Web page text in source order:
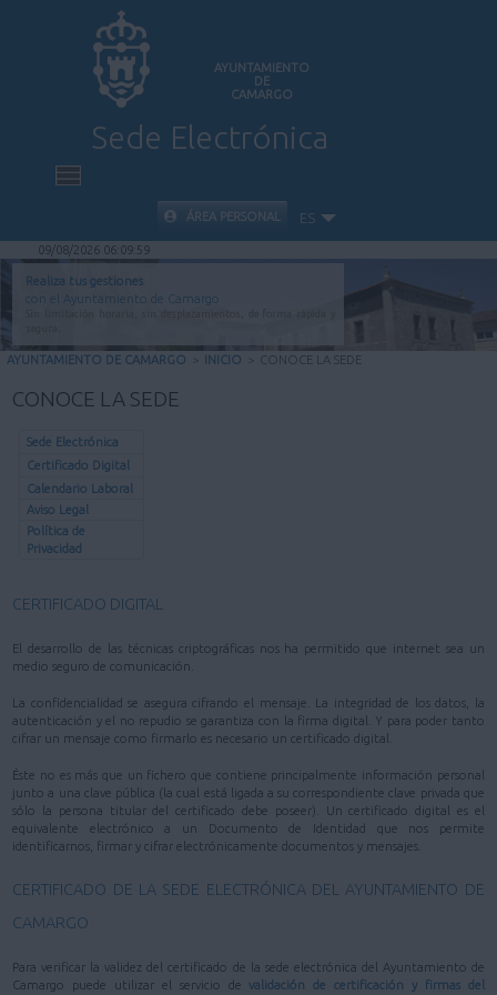
AYUNTAMIENTO
DE
CAMARGO
Sede Electrónica
INICIO
INFORMACIÓN PÚBLICA
CARPETA CIUDADANA
ÁREA PERSONAL ES
09/08/2026 06:09:59
Realiza tus gestiones
con el Ayuntamiento de Camargo
AYUNTAMIENTO DE CAMARGO > INICIO > CONOCE LA SEDE
CONOCE LA SEDE
Sede Electrónica
Certificado Digital
Calendario Laboral
Aviso Legal
Política de
Privacidad
CERTIFICADO DIGITAL
El desarrollo de las técnicas criptográficas nos ha permitido que internet sea un
medio seguro de comunicación.
La confidencialidad se asegura cifrando el mensaje. La integridad de los datos, la
autenticación y el no repudio se garantiza con la firma digital. Y para poder tanto
cifrar un mensaje como firmarlo es necesario un certificado digital.
Éste no es más que un fichero que contiene principalmente información personal
junto a una clave pública (la cual está ligada a su correspondiente clave privada que
sólo la persona titular del certificado debe poseer). Un certificado digital es el
equivalente electrónico a un Documento de Identidad que nos permite
identificarnos, firmar y cifrar electrónicamente documentos y mensajes.
CERTIFICADO DE LA SEDE ELECTRÓNICA DEL AYUNTAMIENTO DE
CAMARGO
Para verificar la validez del certificado de la sede electrónica del Ayuntamiento de
Camargo puede utilizar el servicio de validación de certificación y firmas del